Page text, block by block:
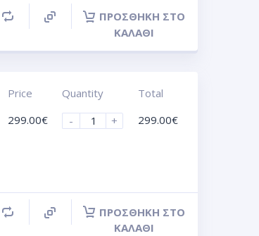
ΠΡΟΣΘΉΚΗ ΣΤΟ
ΚΑΛΆΘΙ
Price
299.00€
Quantity
-
+
Total
299.00€
ΠΡΟΣΘΉΚΗ ΣΤΟ
ΚΑΛΆΘΙ